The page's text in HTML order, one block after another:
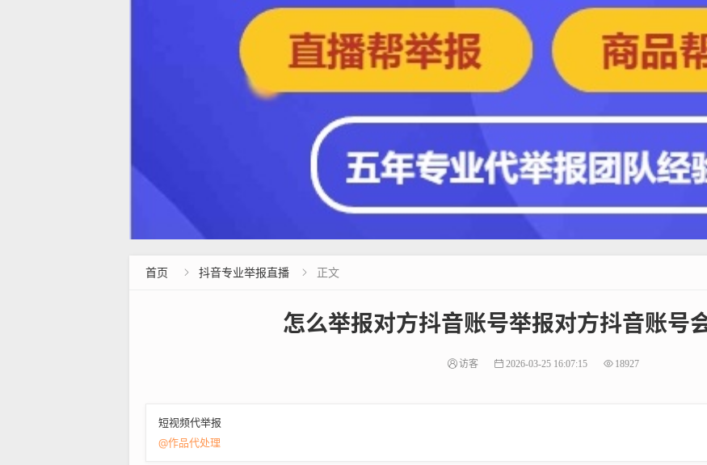
首页  抖音专业举报直播  正文
怎么举报对方抖音账号举报对方抖音账号
访客 2026-03-25 16:07:15 18927
短视频代举报
@作品代处理